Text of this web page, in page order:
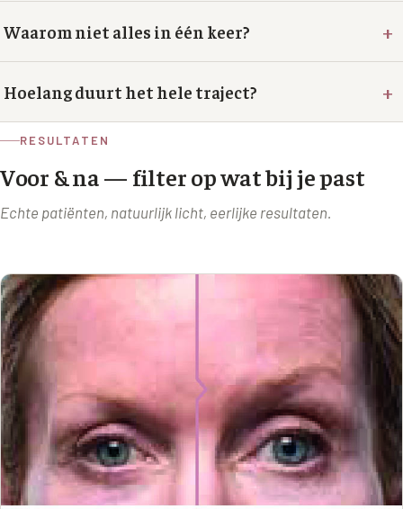
Waarom niet alles in één keer? +
Hoelang duurt het hele traject? +
RESULTATEN
Voor & na — filter op wat bij je past
Echte patiënten, natuurlijk licht, eerlijke resultaten.